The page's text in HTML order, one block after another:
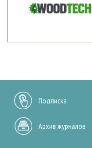
Подписка
Архив журналов